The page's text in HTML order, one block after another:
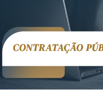
Av. Sete
Batel Curitiba/
Telefone
Whatsapp